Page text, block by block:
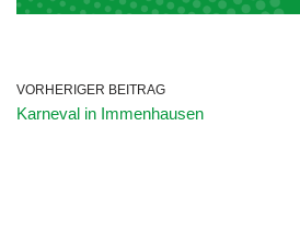
VORHERIGER BEITRAG
Karneval in Immenhausen